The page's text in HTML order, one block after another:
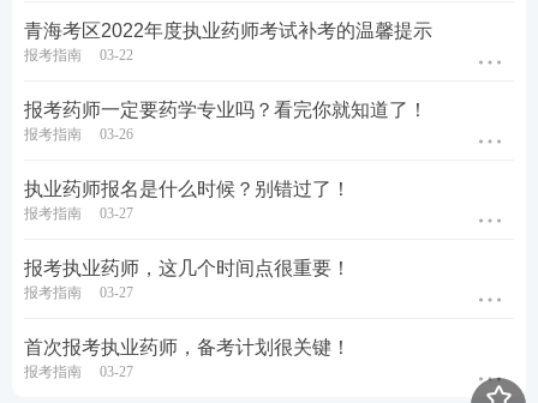
青海考区2022年度执业药师考试补考的温馨提示
报考指南 03-22
报考药师一定要药学专业吗？看完你就知道了！
报考指南 03-26
执业药师报名是什么时候？别错过了！
报考指南 03-27
报考执业药师，这几个时间点很重要！
报考指南 03-27
首次报考执业药师，备考计划很关键！
报考指南 03-27